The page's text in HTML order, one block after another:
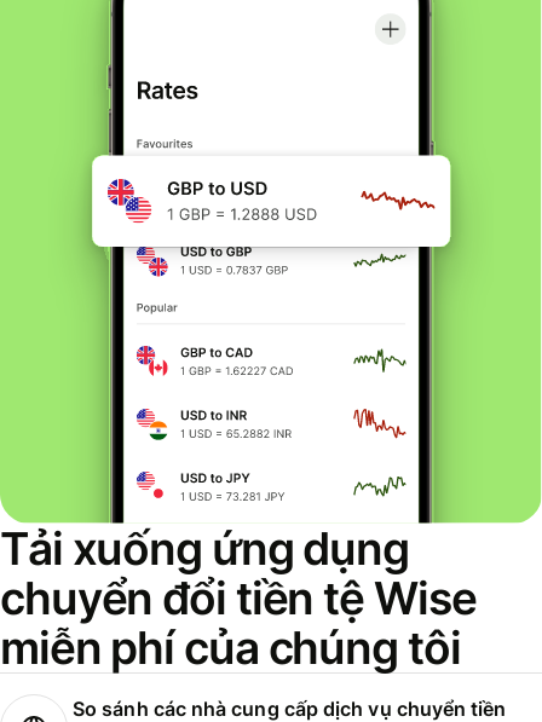
Tải xuống ứng dụng
chuyển đổi tiền tệ Wise
miễn phí của chúng tôi
So sánh các nhà cung cấp dịch vụ chuyển tiền